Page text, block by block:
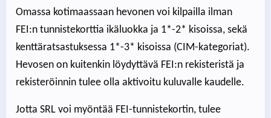
Omassa kotimaassaan hevonen voi kilpailla ilman
FEI:n tunnistekorttia ikäluokka ja 1*-2* kisoissa, sekä
kenttäratsastuksessa 1*-3* kisoissa (CIM-kategoriat).
Hevosen on kuitenkin löydyttävä FEI:n rekisteristä ja
rekisteröinnin tulee olla aktivoitu kuluvalle kaudelle.
Jotta SRL voi myöntää FEI-tunnistekortin, tulee